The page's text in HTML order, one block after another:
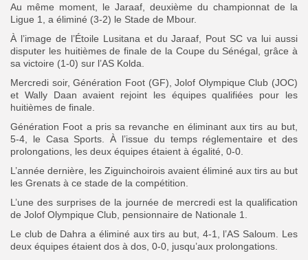
Au même moment, le Jaraaf, deuxième du championnat de la
Ligue 1, a éliminé (3-2) le Stade de Mbour.
À l’image de l’Étoile Lusitana et du Jaraaf, Pout SC va lui aussi
disputer les huitièmes de finale de la Coupe du Sénégal, grâce à
sa victoire (1-0) sur l’AS Kolda.
Mercredi soir, Génération Foot (GF), Jolof Olympique Club (JOC)
et Wally Daan avaient rejoint les équipes qualifiées pour les
huitièmes de finale.
Génération Foot a pris sa revanche en éliminant aux tirs au but,
5-4, le Casa Sports. À l’issue du temps réglementaire et des
prolongations, les deux équipes étaient à égalité, 0-0.
L’année dernière, les Ziguinchoirois avaient éliminé aux tirs au but
les Grenats à ce stade de la compétition.
L’une des surprises de la journée de mercredi est la qualification
de Jolof Olympique Club, pensionnaire de Nationale 1.
Le club de Dahra a éliminé aux tirs au but, 4-1, l’AS Saloum. Les
deux équipes étaient dos à dos, 0-0, jusqu’aux prolongations.